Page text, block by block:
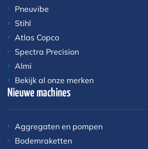
Pneuvibe
Stihl
Atlas Copco
Spectra Precision
Almi
Bekijk al onze merken
Nieuwe machines
Aggregaten en pompen
Bodemraketten